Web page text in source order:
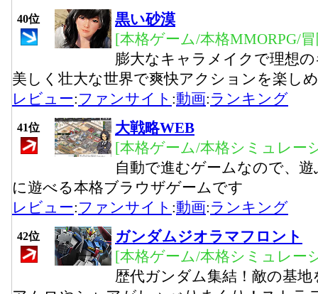
40位
黒い砂漠
[本格ゲーム/本格MMORPG/
膨大なキャラメイクで理想
美しく壮大な世界で爽快アクションを楽し
レビュー:ファンサイト :動画:ランキング
41位
大戦略WEB
[本格ゲーム/本格シミュレー
自動で進むゲームなので、
に遊べる本格ブラウザゲームです
レビュー:ファンサイト :動画:ランキング
42位
ガンダムジオラマフロント
[本格ゲーム/本格シミュレー
歴代ガンダム集結！敵の基